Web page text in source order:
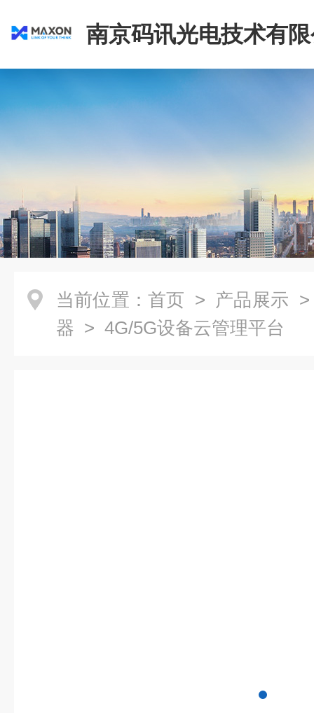
南京码讯光电技术有
当前位置： 首页 > 产品展示
器 > 4G/5G设备云管理平台